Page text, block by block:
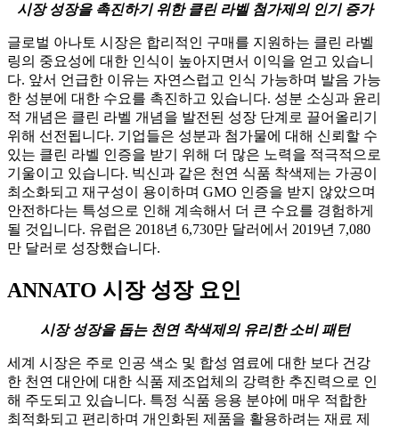
시장 성장을 촉진하기 위한 클린 라벨 첨가제의 인기 증가
글로벌 아나토 시장은 합리적인 구매를 지원하는 클린 라벨
링의 중요성에 대한 인식이 높아지면서 이익을 얻고 있습니
다. 앞서 언급한 이유는 자연스럽고 인식 가능하며 발음 가능
한 성분에 대한 수요를 촉진하고 있습니다. 성분 소싱과 윤리
적 개념은 클린 라벨 개념을 발전된 성장 단계로 끌어올리기
위해 선전됩니다. 기업들은 성분과 첨가물에 대해 신뢰할 수
있는 클린 라벨 인증을 받기 위해 더 많은 노력을 적극적으로
기울이고 있습니다. 빅신과 같은 천연 식품 착색제는 가공이
최소화되고 재구성이 용이하며 GMO 인증을 받지 않았으며
안전하다는 특성으로 인해 계속해서 더 큰 수요를 경험하게
될 것입니다. 유럽은 2018년 6,730만 달러에서 2019년 7,080
만 달러로 성장했습니다.
ANNATO 시장 성장 요인
시장 성장을 돕는 천연 착색제의 유리한 소비 패턴
세계 시장은 주로 인공 색소 및 합성 염료에 대한 보다 건강
한 천연 대안에 대한 식품 제조업체의 강력한 추진력으로 인
해 주도되고 있습니다. 특정 식품 응용 분야에 매우 적합한
최적화되고 편리하며 개인화된 제품을 활용하려는 재료 제